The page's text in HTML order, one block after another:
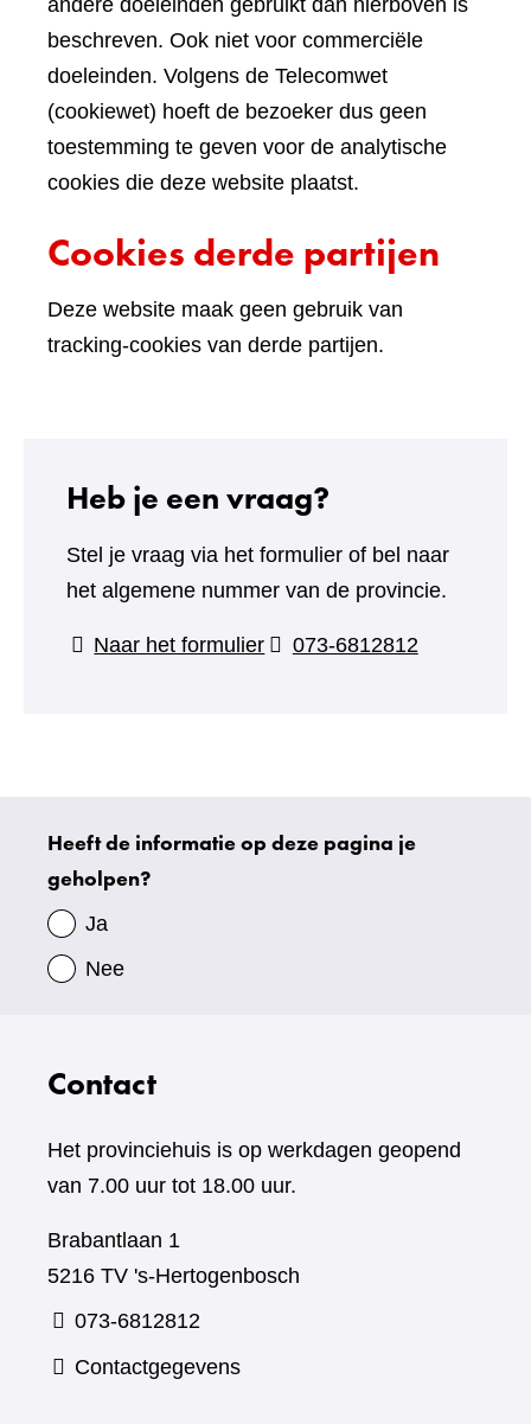
andere doeleinden gebruikt dan hierboven is
beschreven. Ook niet voor commerciële
doeleinden. Volgens de Telecomwet
(cookiewet) hoeft de bezoeker dus geen
toestemming te geven voor de analytische
cookies die deze website plaatst.
Cookies derde partijen
Deze website maak geen gebruik van
tracking-cookies van derde partijen.
Heb je een vraag?
Stel je vraag via het formulier of bel naar
het algemene nummer van de provincie.
Naar het formulier(verwijst
073-6812812
Uw
gegevens
Heeft de informatie op deze pagina je
geholpen?
Ja
Nee
Contact
Het provinciehuis is op werkdagen geopend
van 7.00 uur tot 18.00 uur.
Brabantlaan 1
5216 TV 's-Hertogenbosch
073-6812812
Contactgegevens